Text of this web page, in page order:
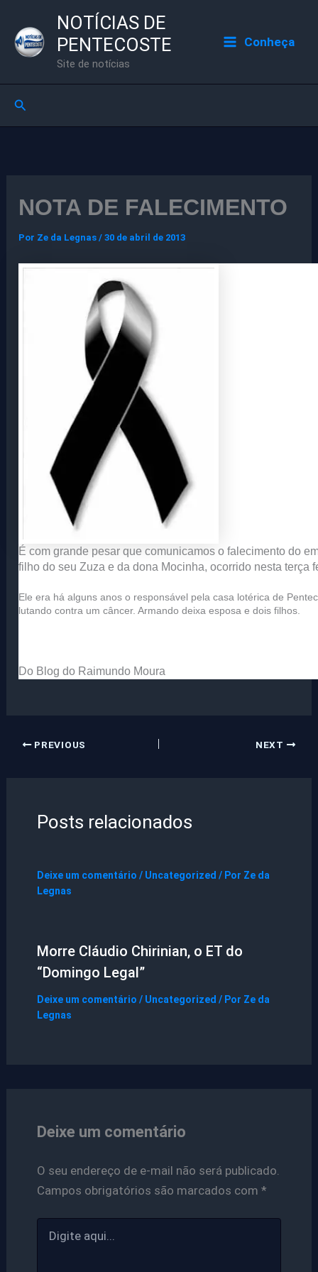
para
NOTÍCIAS DE
PENTECOSTE
Site de notícias
Conheça
Pesquisar
NOTA DE FALECIMENTO
Por Ze da Legnas/30 de abril de 2013
É com grande pesar que comunicamos o falecimento do
filho do seu Zuza e da dona Mocinha, ocorrido nesta terça
Ele era há alguns anos o responsável pela casa lotérica de
lutando contra um câncer. Armando deixa esposa e dois filhos.
Do Blog do Raimundo Moura
PREVIOUS NEXT
Posts relacionados
Deixe um comentário / Uncategorized / Por Ze da
Legnas
Morre Cláudio Chirinian, o ET do
“Domingo Legal”
Deixe um comentário / Uncategorized / Por Ze da
Legnas
Deixe um comentário
O seu endereço de e-mail não será publicado.
Campos obrigatórios são marcados com *
aqui...